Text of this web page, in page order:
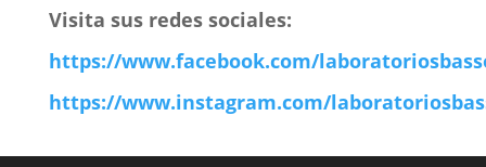
Visita sus redes sociales:
https://www.facebook.com/
https://www.instagram.com/